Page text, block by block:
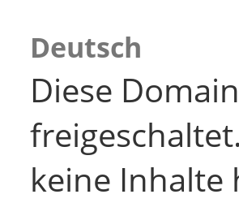
Deutsch
Diese
keine Inhalte